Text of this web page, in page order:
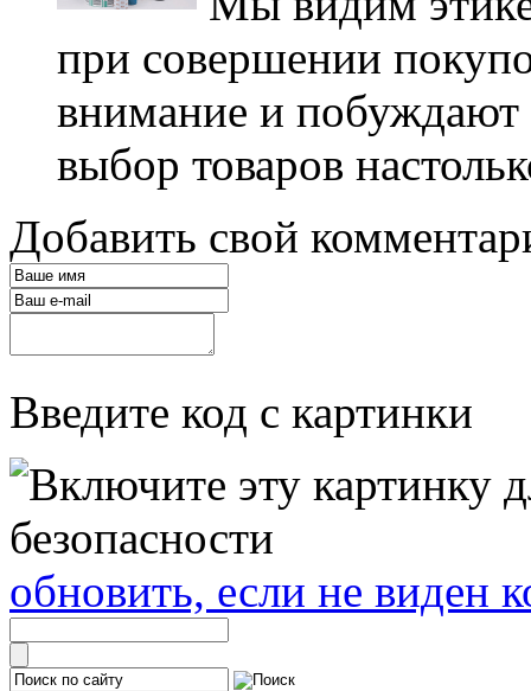
при совершении
внимание и побуждают
выбор товаров
Добавить свой
Введите код с картинки
обновить, если не виден